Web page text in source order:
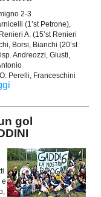
2-3
(1’st Petrone),
A. (15’st Renieri
Borsi, Bianchi (20’st
Andreozzi, Giusti,
Perelli, Franceschini
gol
e